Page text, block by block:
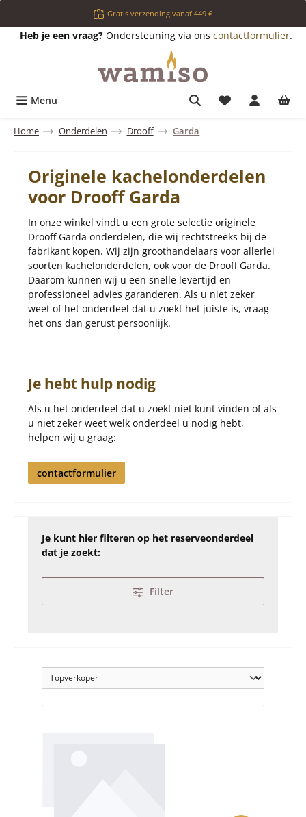
Ga naar de hoofdinhoudGratis verzending vanaf 449 €
Heb je een vraag? Ondersteuning via ons contactformulier.
Menu Je hebt 0 items
Home Onderdelen Drooff Garda
Originele kachelonderdelen
voor Drooff Garda
In onze winkel vindt u een grote selectie originele
Drooff Garda onderdelen, die wij rechtstreeks bij de
fabrikant kopen. Wij zijn groothandelaars voor allerlei
soorten kachelonderdelen, ook voor de Drooff Garda.
Daarom kunnen wij u een snelle levertijd en
professioneel advies garanderen. Als u niet zeker
weet of het onderdeel dat u zoekt het juiste is, vraag
het ons dan gerust persoonlijk.
Je hebt hulp nodig
Als u het onderdeel dat u zoekt niet kunt vinden of als
u niet zeker weet welk onderdeel u nodig hebt,
helpen wij u graag:
contactformulier
Je kunt hier filteren op het reserveonderdeel
dat je zoekt:
Filter